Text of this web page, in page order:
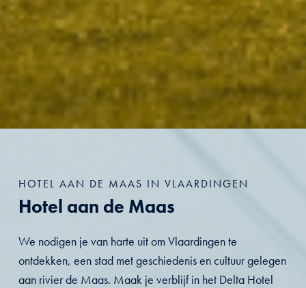
HOTEL AAN DE MAAS IN VLAARDINGEN
Hotel aan de Maas
We nodigen je van harte uit om Vlaardingen te
ontdekken, een stad met geschiedenis en cultuur gelegen
aan rivier de Maas. Maak je verblijf in het Delta Hotel